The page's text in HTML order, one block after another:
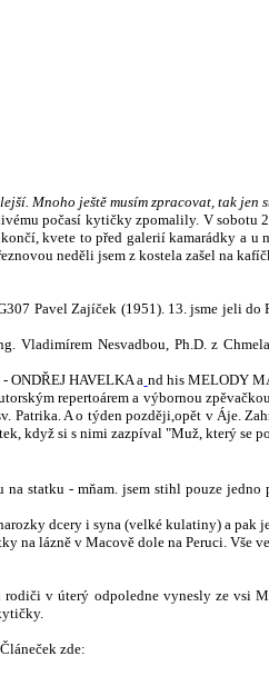
Mnoho ještě musím zpracovat, tak jen
počasí kytičky zpomalily. V sobotu
kvete to před galerií kamarádky a
neděli jsem z kostela zašel na
Pavel Zajíček (1951). 13. jsme jeli
Vladimírem Nesvadbou, Ph.D. z
ONDŘEJ HAVELKA a nd his MELODY
repertoárem a výbornou
Patrika. A o týden později,opět v Áje.
když si s nimi zazpíval "Muž, který se
statku - mňam. jsem stihl pouze jedno
dcery i syna (velké kulatiny) a
na lázně v Macově dole na Peruci. Vše
v úterý odpoledne vynesly ze vsi
zde: